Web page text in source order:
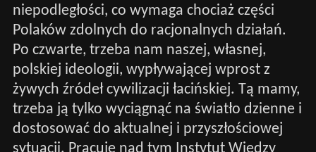
niepodległości, co wymaga chociaż części
Polaków zdolnych do racjonalnych działań.
Po czwarte, trzeba nam naszej, własnej,
polskiej ideologii, wypływającej wprost z
żywych źródeł cywilizacji łacińskiej. Tą mamy,
trzeba ją tylko wyciągnąć na światło dzienne i
dostosować do aktualnej i przyszłościowej